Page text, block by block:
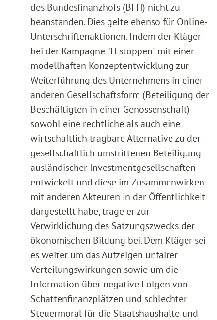
des Bundesfinanzhofs (BFH) nicht zu
beanstanden. Dies gelte ebenso für Online-
Unterschriftenaktionen. Indem der Kläger
bei der Kampagne "H stoppen" mit einer
modellhaften Konzeptentwicklung zur
Weiterführung des Unternehmens in einer
anderen Gesellschaftsform (Beteiligung der
Beschäftigten in einer Genossenschaft)
sowohl eine rechtliche als auch eine
wirtschaftlich tragbare Alternative zu der
gesellschaftlich umstrittenen Beteiligung
ausländischer Investmentgesellschaften
entwickelt und diese im Zusammenwirken
mit anderen Akteuren in der Öffentlichkeit
dargestellt habe, trage er zur
Verwirklichung des Satzungszwecks der
ökonomischen Bildung bei. Dem Kläger sei
es weiter um das Aufzeigen unfairer
Verteilungswirkungen sowie um die
Information über negative Folgen von
Schattenfinanzplätzen und schlechter
Steuermoral für die Staatshaushalte und